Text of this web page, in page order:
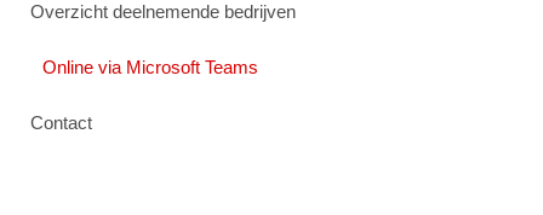
Overzicht deelnemende bedrijven
Online via Microsoft Teams
Contact